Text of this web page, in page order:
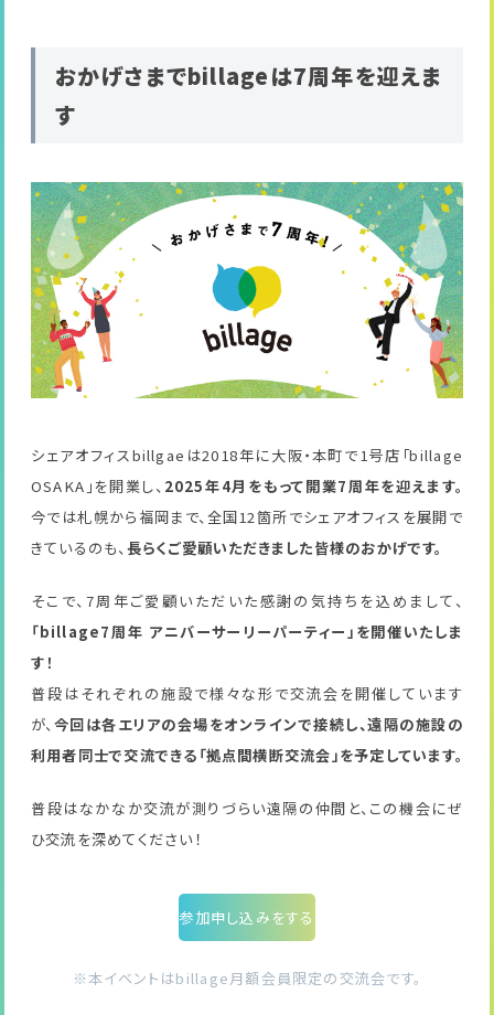
おかげさまでbillageは7周年を迎えま
す
シェアオフィスbillgaeは2018年に大阪・本町で1号店「billage
OSAKA」を開業し、 2025年4月をもって開業7周年を迎えます。
今では札幌から福岡まで、全国12箇所でシェアオフィスを展開で
きているのも、長らくご愛顧いただきました皆様のおかげです。
そこで、7周年ご愛顧いただいた感謝の気持ちを込めまして、
「billage7周年 アニバーサーリーパーティー」を開催いたしま
す！
普段はそれぞれの施設で様々な形で交流会を開催しています
が、今回は各エリアの会場をオンラインで接続し、遠隔の施設の
利用者同士で交流できる「拠点間横断交流会」を予定しています。
普段はなかなか交流が測りづらい遠隔の仲間と、この機会にぜ
ひ交流を深めてください！
参加申し込みをする
※本イベントはbillage月額会員限定の交流会です。